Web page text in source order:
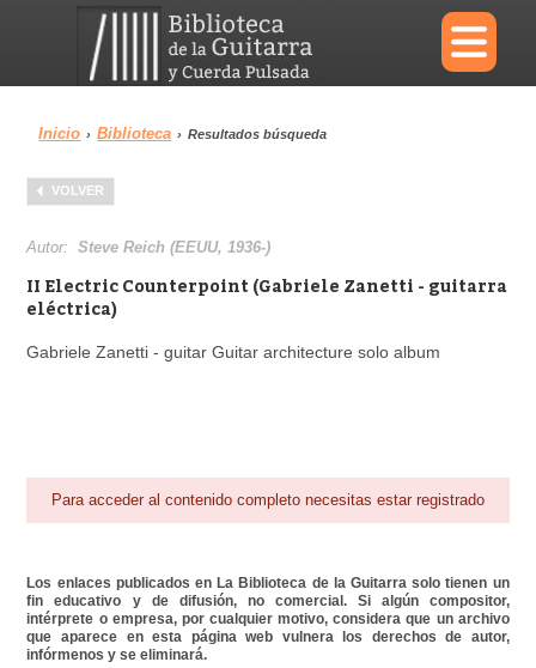
×
Menu
Biblioteca
Área personal
Inicio › Biblioteca › Resultados búsqueda
VOLVER
Autor:Steve Reich (EEUU, 1936-)
II Electric Counterpoint (Gabriele Zanetti - guitarra
eléctrica)
Gabriele Zanetti - guitar Guitar architecture solo album
Para acceder al contenido completo necesitas estar registrado
Los enlaces publicados en La Biblioteca de la Guitarra solo tienen un
fin educativo y de difusión, no comercial. Si algún compositor,
intérprete o empresa, por cualquier motivo, considera que un archivo
que aparece en esta página web vulnera los derechos de autor,
infórmenos y se eliminará.